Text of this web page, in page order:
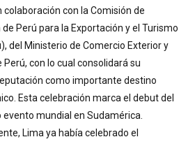
colaboración con la Comisión de
de Perú para la Exportación y el Turismo
del Ministerio de Comercio Exterior y
Perú, con lo cual consolidará su
como importante destino
Esta celebración marca el debut del
mundial en Sudamérica.
Lima ya había celebrado el